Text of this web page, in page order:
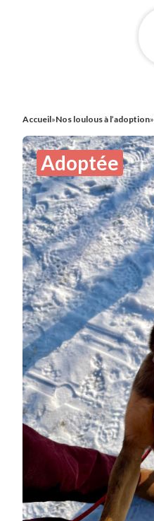
Accueil»Nos loulous à l’adoption»
Adoptée